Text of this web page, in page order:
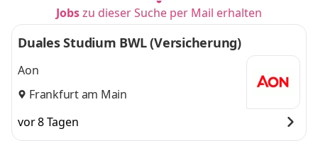
Jobszu dieser Suche per Mail erhalten
Duales Studium BWL (Versicherung)
Aon
Frankfurt am Main
vor 8 Tagen